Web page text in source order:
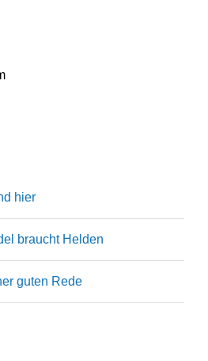
hier
braucht Helden
guten Rede